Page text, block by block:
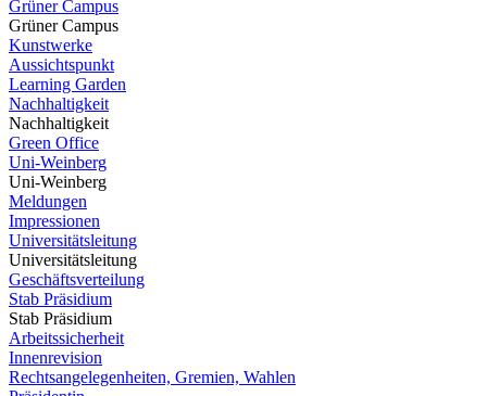
Grüner Campus
Grüner Campus
Kunstwerke
Aussichtspunkt
Learning Garden
Nachhaltigkeit
Nachhaltigkeit
Green Office
Uni-Weinberg
Uni-Weinberg
Meldungen
Impressionen
Universitätsleitung
Universitätsleitung
Geschäftsverteilung
Stab Präsidium
Stab Präsidium
Arbeitssicherheit
Innenrevision
Rechtsangelegenheiten, Gremien, Wahlen